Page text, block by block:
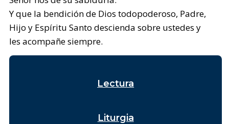
Y que la bendición de Dios todopoderoso, Padre,
Hijo y Espíritu Santo descienda sobre ustedes y
les acompañe siempre.
Lectura
Liturgia